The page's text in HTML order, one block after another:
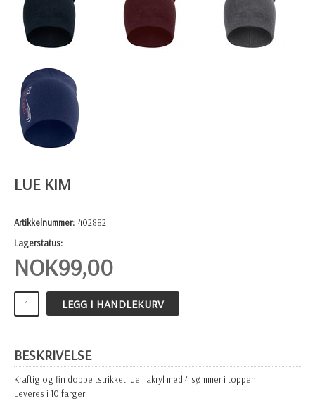
LUE KIM
Artikkelnummer: 402882
Lagerstatus:
NOK99,00
LEGG I HANDLEKURV
BESKRIVELSE
Kraftig og fin dobbeltstrikket lue i akryl med 4 sømmer i toppen.
Leveres i 10 farger.